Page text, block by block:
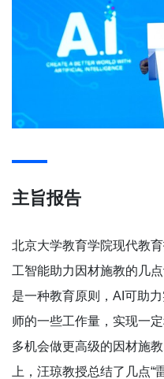
主旨报告
北京大学教育学院现代教
工智能助力因材施教的几
是一种教育原则，AI可助
师的一些工作量，实现一
多机会做更高级的因材施
上，汪琼教授总结了几点“